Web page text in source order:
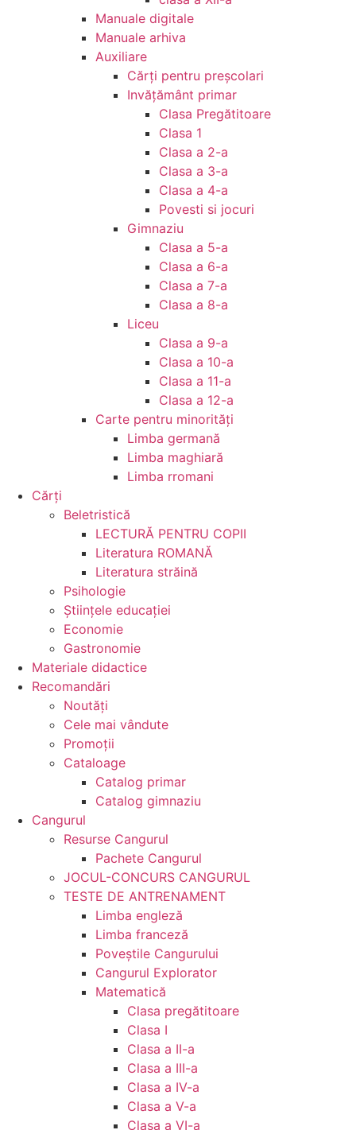
Manuale digitale
Manuale arhiva
Auxiliare
Cărţi pentru preşcolari
Invățământ primar
Clasa Pregătitoare
Clasa 1
Clasa a 2-a
Clasa a 3-a
Clasa a 4-a
Povesti si jocuri
Gimnaziu
Clasa a 5-a
Clasa a 6-a
Clasa a 7-a
Clasa a 8-a
Liceu
Clasa a 9-a
Clasa a 10-a
Clasa a 11-a
Clasa a 12-a
Carte pentru minorităţi
Limba germană
Limba maghiară
Limba rromani
Cărţi
Beletristică
LECTURĂ PENTRU COPII
Literatura ROMANĂ
Literatura străină
Psihologie
Ştiinţele educaţiei
Economie
Gastronomie
Materiale didactice
Recomandări
Noutăţi
Cele mai vândute
Promoții
Cataloage
Catalog primar
Catalog gimnaziu
Cangurul
Resurse Cangurul
Pachete Cangurul
JOCUL-CONCURS CANGURUL
TESTE DE ANTRENAMENT
Limba engleză
Limba franceză
Poveștile Cangurului
Cangurul Explorator
Matematică
Clasa pregătitoare
Clasa I
Clasa a II-a
Clasa a III-a
Clasa a IV-a
Clasa a V-a
Clasa a VI-a